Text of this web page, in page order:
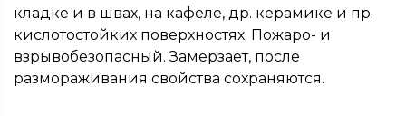
кладке и в швах, на кафеле, др. керамике и пр.
кислотостойких поверхностях. Пожаро- и
взрывобезопасный. Замерзает, после
размораживания свойства сохраняются.